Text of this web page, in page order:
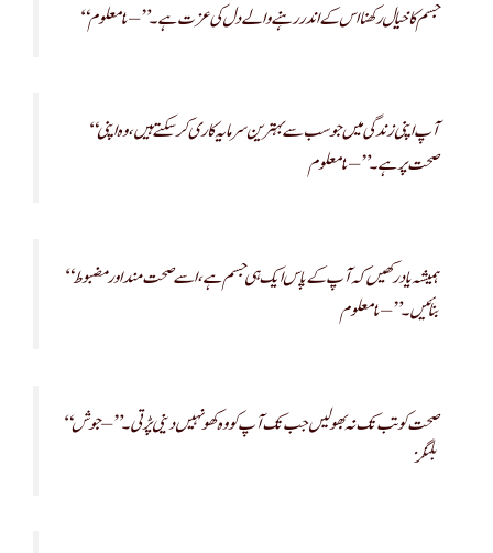
“جسم کا خیال رکھنا اس کے اندر رہنے والے دل کی عزت ہے۔” – نامعلوم
“آپ اپنی زندگی میں جو سب سے بہترین سرمایہ کاری کر سکتے ہیں، وہ اپنی
صحت پر ہے۔” – نامعلوم
“ہمیشہ یاد رکھیں کہ آپ کے پاس ایک ہی جسم ہے، اسے صحت مند اور مضبوط
بنائیں۔” – نامعلوم
“صحت کو تب تک نہ بھولیں جب تک آپ کو وہ کھو نہیں دینی پڑتی۔” – جوش
بلنگز